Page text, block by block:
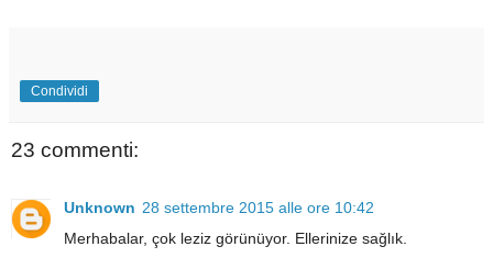
Condividi
23 commenti:
Unknown 28 settembre 2015 alle ore 10:42
Merhabalar, çok leziz görünüyor. Ellerinize sağlık.